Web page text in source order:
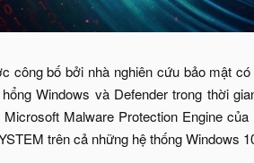
công bố bởi nhà nghiên cứu bảo mật
Windows và Defender trong thời
Microsoft Malware Protection Engine
trên cả những hệ thống Windows